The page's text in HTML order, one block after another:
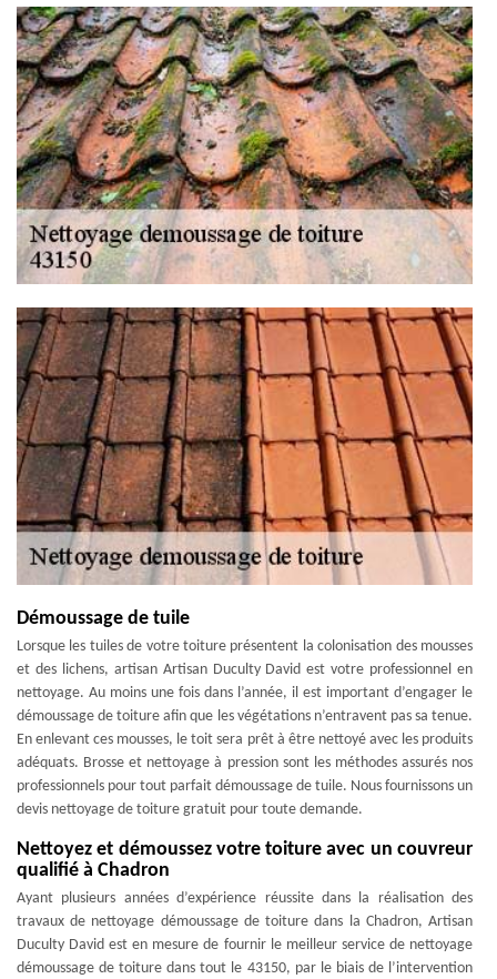
Démoussage de tuile
Lorsque les tuiles de votre toiture présentent la colonisation des mousses
et des lichens, artisan Artisan Duculty David est votre professionnel en
nettoyage. Au moins une fois dans l’année, il est important d’engager le
démoussage de toiture afin que les végétations n’entravent pas sa tenue.
En enlevant ces mousses, le toit sera prêt à être nettoyé avec les produits
adéquats. Brosse et nettoyage à pression sont les méthodes assurés nos
professionnels pour tout parfait démoussage de tuile. Nous fournissons un
devis nettoyage de toiture gratuit pour toute demande.
Nettoyez et démoussez votre toiture avec un couvreur
qualifié à Chadron
Ayant plusieurs années d’expérience réussite dans la réalisation des
travaux de nettoyage démoussage de toiture dans la Chadron, Artisan
Duculty David est en mesure de fournir le meilleur service de nettoyage
démoussage de toiture dans tout le 43150, par le biais de l’intervention